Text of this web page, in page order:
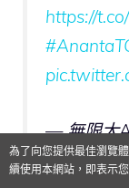
https://
— 無限大
為了向您提供最佳瀏覽
續使用本網站，即表示